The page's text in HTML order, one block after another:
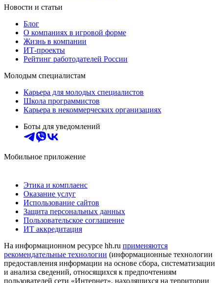
Новости и статьи
Блог
О компаниях в игровой форме
Жизнь в компании
ИТ-проекты
Рейтинг работодателей России
Молодым специалистам
Карьера для молодых специалистов
Школа программистов
Карьера в некоммерческих организациях
Боты для уведомлений
Мобильное приложение
Этика и комплаенс
Оказание услуг
Использование сайтов
Защита персональных данных
Пользовательское соглашение
ИТ аккредитация
На информационном ресурсе hh.ru применяются
рекомендательные технологии (информационные технологии
предоставления информации на основе сбора, систематизации
и анализа сведений, относящихся к предпочтениям
пользователей сети «Интернет», находящихся на территории